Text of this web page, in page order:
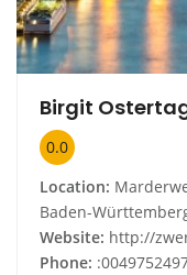
Birgit
0.0
Location:
Baden-
Website: http://
Phone: